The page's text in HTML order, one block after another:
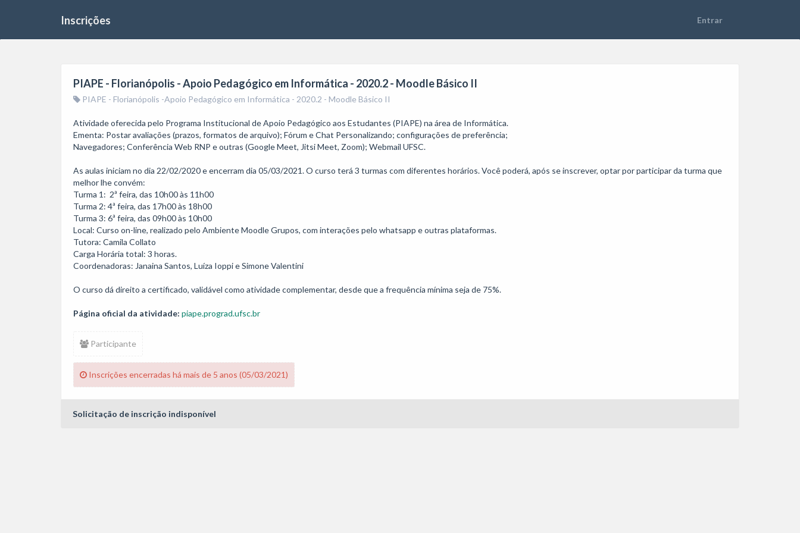
Inscrições
PIAPE - Florianópolis - Apoio Pedagógico em Informática - 2020.2 - Moodle Básico II
PIAPE - Florianópolis -Apoio Pedagógico em Informática - 2020.2 - Moodle Básico II
Atividade oferecida pelo Programa Institucional de Apoio Pedagógico aos Estudantes (PIAPE) na área de Informática.
Ementa: Postar avaliações (prazos, formatos de arquivo); Fórum e Chat Personalizando; configurações de preferência;
Navegadores; Conferência Web RNP e outras (Google Meet, Jitsi Meet, Zoom); Webmail UFSC.
As aulas iniciam no dia 22/02/2020 e encerram dia 05/03/2021. O curso terá 3 turmas com diferentes horários. Você poderá, após se inscrever, optar por participar da turma que
melhor lhe convém:
Turma 1:  2ª feira, das 10h00 às 11h00
Turma 2: 4ª feira, das 17h00 às 18h00
Turma 3: 6ª feira, das 09h00 às 10h00
Local: Curso on-line, realizado pelo Ambiente Moodle Grupos, com interações pelo whatsapp e outras plataformas.
Tutora: Camila Collato
Carga Horária total: 3 horas.
Coordenadoras: Janaina Santos, Luíza Ioppi e Simone Valentini
O curso dá direito a certificado, validável como atividade complementar, desde que a frequência mínima seja de 75%.
Página oficial da atividade: piape.prograd.ufsc.br
Participante
Inscrições encerradas há mais de 5 anos (05/03/2021)
Solicitação de inscrição indisponível